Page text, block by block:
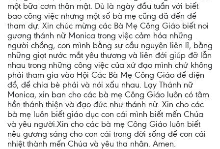
một bữa cơm thân mật. Dù là ngày đầu tuần với biết
bao công việc nhưng một số bà mẹ cũng đã đến để
tham dự. Xin chúc mừng các Bà Mẹ Công Giáo biết noi
gương thánh nữ Monica trong việc cảm hóa những
người chồng, con mình bằng sự cầu nguyện liên lỉ, bằng
những giọt nước mắt yêu thương và liên đới giúp đỡ lẫn
nhau trong những công việc của xứ đạo mình chứ không
phải tham gia vào Hội Các Bà Mẹ Công Giáo để diện
đồ, để chia bè phái và nói xấu nhau. Lạy Thánh nữ
Monica, xin ban cho các bà mẹ Công Giáo luôn có tâm
hồn thánh thiện và đạo đức như thánh nữ. Xin cho các
bà mẹ luôn biết giáo dục con cái mình biết mến Chúa
và yêu người.Xin cho các bà mẹ Công Giáo luôn biết
nêu gương sáng cho con cái trong đời sống để con cái
nhiệt thành mến Chúa và yêu tha nhân. Amen.